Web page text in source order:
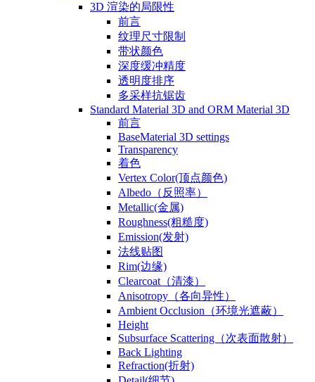
3D 渲染的局限性
前言
纹理尺寸限制
带状颜色
深度缓冲精度
透明度排序
多采样抗锯齿
Standard Material 3D and ORM Material 3D
前言
BaseMaterial 3D settings
Transparency
着色
Vertex Color(顶点颜色)
Albedo（反照率）
Metallic(金属)
Roughness(粗糙度)
Emission(发射)
法线贴图
Rim(边缘)
Clearcoat（清漆）
Anisotropy（各向异性）
Ambient Occlusion（环境光遮蔽）
Height
Subsurface Scattering（次表面散射）
Back Lighting
Refraction(折射)